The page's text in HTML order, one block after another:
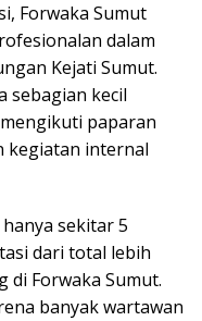
Forwaka Sumut
dalam
Kejati Sumut.
sebagian kecil
paparan
kegiatan internal
sekitar 5
dari total lebih
di Forwaka Sumut.
banyak wartawan